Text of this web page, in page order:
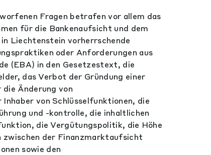
Fragen betrafen vor allem das
für die Bankenaufsicht und dem
Liechtenstein vorherrschende
oder Anforderungen aus
(EBA) in den Gesetzestext, die
das Verbot der Gründung einer
Änderung von
von Schlüsselfunktionen, die
und -kontrolle, die inhaltlichen
die Vergütungspolitik, die Höhe
zwischen der Finanzmarktaufsicht
sowie den